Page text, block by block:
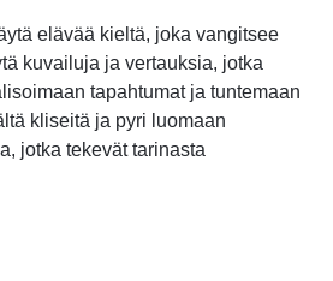
elävää kieltä, joka vangitsee
kuvailuja ja vertauksia, jotka
tapahtumat ja tuntemaan
kliseitä ja pyri luomaan
jotka tekevät tarinasta